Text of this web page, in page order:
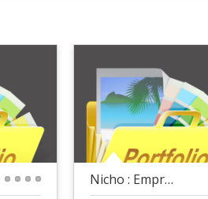
Nicho : Empresas de Tecnologia 02